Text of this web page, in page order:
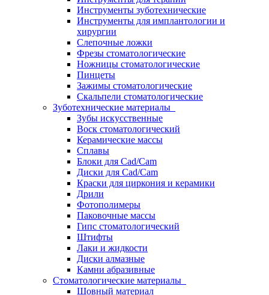
Инструменты зуботехнические
Инструменты для имплантологии и
хирургии
Слепочные ложки
Фрезы стоматологические
Ножницы стоматологические
Пинцеты
Зажимы стоматологические
Скальпели стоматологические
Зуботехнические материалы
Зубы искусственные
Воск стоматологический
Керамические массы
Сплавы
Блоки для Cad/Cam
Диски для Cad/Cam
Краски для циркония и керамики
Дрили
Фотополимеры
Паковочные массы
Гипс стоматологический
Штифты
Лаки и жидкости
Диски алмазные
Камни абразивные
Стоматологические материалы
Шовный материал